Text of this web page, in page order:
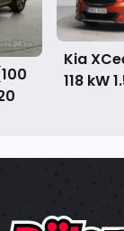
Kia
118 kW